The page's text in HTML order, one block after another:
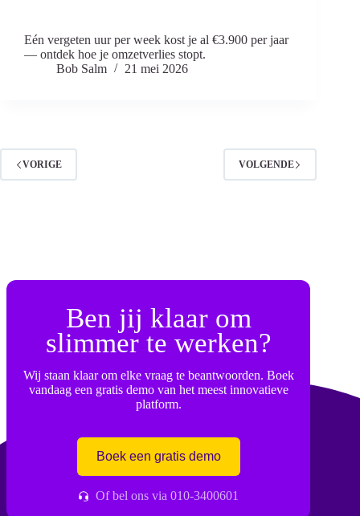
Eén vergeten uur per week kost je al €3.900 per jaar
— ontdek hoe je omzetverlies stopt.
Bob Salm
21 mei 2026
VORIGE VOLGENDE
Ben jij klaar om
slimmer te werken?
Wij staan klaar om elke vraag te beantwoorden. Boek
vandaag een gratis demo van het meest innovatieve
platform.
Boek een gratis demo
Of bel ons via 010-3400601